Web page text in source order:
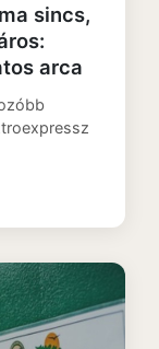
sincs,
arca